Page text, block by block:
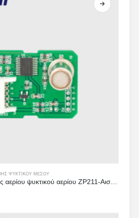
ΨΥΚΤΙΚΟΎ ΜΈΣΟΥ
Μονάδα ανίχνευσης αερίου ψυκτικού αερίου ZP211-Αισθητήρας υψηλής ευαισθησίας για ανίχνευση διαρροής ψυκτικού μέσου